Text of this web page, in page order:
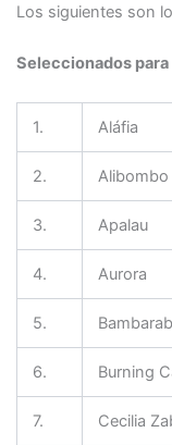
Los siguientes son
Seleccionados
1. Aláfia
2. Alibombo
3. Apalau
4. Aurora
5.
6. Burning
7. Cecilia